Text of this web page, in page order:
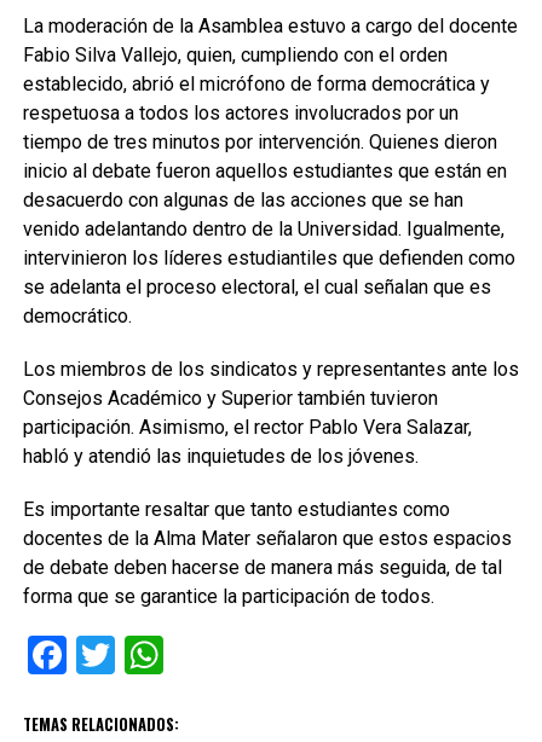
La moderación de la Asamblea estuvo a cargo del docente
Fabio Silva Vallejo, quien, cumpliendo con el orden
establecido, abrió el micrófono de forma democrática y
respetuosa a todos los actores involucrados por un
tiempo de tres minutos por intervención. Quienes dieron
inicio al debate fueron aquellos estudiantes que están en
desacuerdo con algunas de las acciones que se han
venido adelantando dentro de la Universidad. Igualmente,
intervinieron los líderes estudiantiles que defienden como
se adelanta el proceso electoral, el cual señalan que es
democrático.
Los miembros de los sindicatos y representantes ante los
Consejos Académico y Superior también tuvieron
participación. Asimismo, el rector Pablo Vera Salazar,
habló y atendió las inquietudes de los jóvenes.
Es importante resaltar que tanto estudiantes como
docentes de la Alma Mater señalaron que estos espacios
de debate deben hacerse de manera más seguida, de tal
forma que se garantice la participación de todos.
Facebook
TwitterWhatsApp
TEMAS RELACIONADOS: